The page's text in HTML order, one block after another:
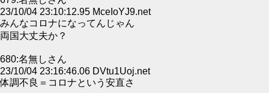
23/10/04 23:10:12.95 MceIoYJ9.net
みんなコロナになってんじゃん
両国大丈夫か？
680:名無しさん
23/10/04 23:16:46.06 DVtu1Uoj.net
体調不良＝コロナという安直さ